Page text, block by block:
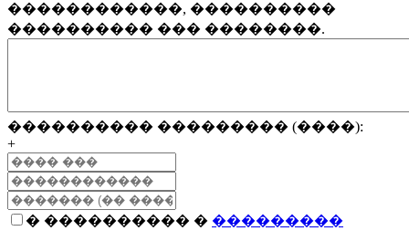
������������, ����������
���������� ��� ��������.
���������� ��������� (����):
+
� ���������� � ���������